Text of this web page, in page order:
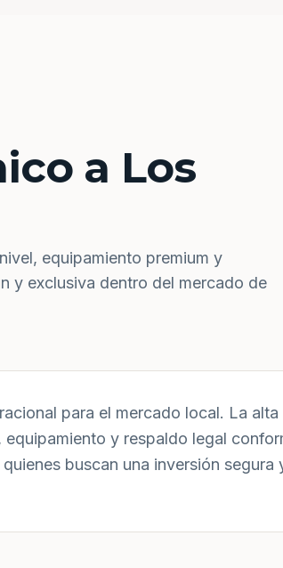
a Los
equipamiento premium y
y exclusiva dentro del mercado de
para el mercado local. La
y respaldo legal
buscan una inversión